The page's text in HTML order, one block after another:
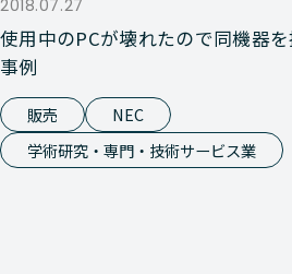
2018.07.27
使用中のPCが壊れたので同機器
事例
販売
NEC
学術研究・専門・技術サービス業